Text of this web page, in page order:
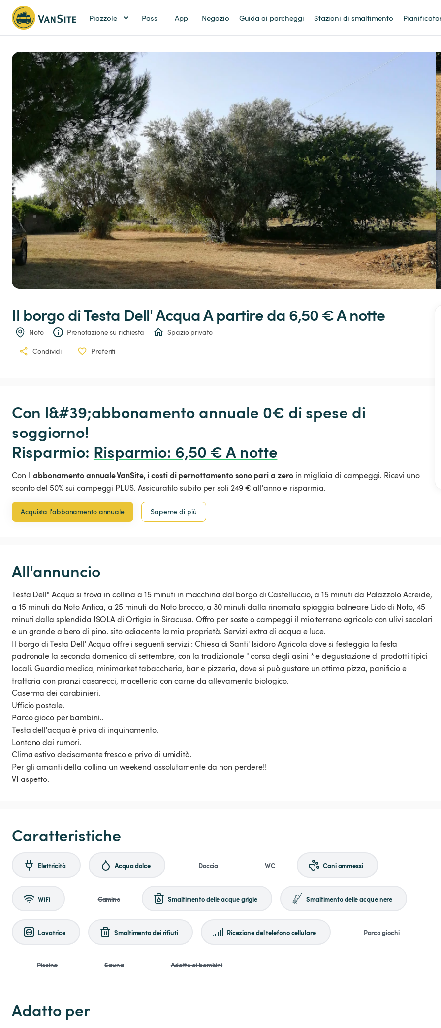
Piazzole Pass App Negozio Guida ai parcheggi Stazioni di smaltimento
Il borgodiTesta Dell'Acqua A partire da 6,50 € A notte
Noto Prenotazione su richiesta Spazio privato
Condividi Preferiti
Con l&#39;abbonamento annuale 0€ di spese di
soggiorno!
Risparmio: Risparmio: 6,50 € A notte
Con l'abbonamento annuale VanSite, i costi di pernottamento sono pari a zero in migliaia di campeggi. Ricevi uno
sconto del 50% sui campeggi PLUS. Assicuratilo subito per soli 249 € all'anno e risparmia.
Acquista l'abbonamento annuale Saperne di più
All'annuncio
Testa Dell" Acqua si trova in collina a 15 minuti in macchina dal borgo di Castelluccio, a 15 minuti da Palazzolo Acreide,
a 15 minuti da Noto Antica, a 25 minuti da Noto brocco, a 30 minuti dalla rinomata spiaggia balneare Lido di Noto, 45
minuti dalla splendida ISOLA di Ortigia in Siracusa. Offro per soste o campeggi il mio terreno agricolo con ulivi secolari
e un grande albero di pino. sito adiacente la mia proprietà. Servizi extra di acqua e luce.
Il borgo di Testa Dell' Acqua offre i seguenti servizi : Chiesa di Santi' Isidoro Agricola dove si festeggia la festa
padronale la seconda domenica di settembre, con la tradizionale " corsa degli asini * e degustazione di prodotti tipici
locali. Guardia medica, minimarket tabaccheria, bar e pizzeria, dove si può gustare un ottima pizza, panificio e
trattoria con pranzi casarecci, macelleria con carne da allevamento biologico.
Caserma dei carabinieri.
Ufficio postale.
Parco gioco per bambini..
Testa dell'acqua è priva di inquinamento.
Lontano dai rumori.
Clima estivo decisamente fresco e privo di umidità.
Per gli amanti della collina un weekend assolutamente da non perdere!!
VI aspetto.
Caratteristiche
Elettricità Acqua dolce Doccia WC Cani ammessi
WiFi Camino Smaltimento delle acque grigie Smaltimento delle acque nere
Lavatrice Smaltimento dei rifiuti Ricezione del telefono cellulare Parco giochi
Piscina Sauna Adatto ai bambini
Adatto per